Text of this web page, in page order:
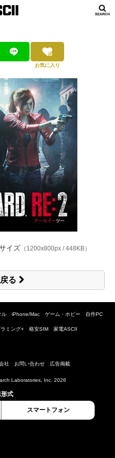
お気に入り
イズ （1200x800px / 448KB）
る
ル iPhone/Mac ゲーム・ホビー 自作PC
ミング+ 格安SIM 家電ASCII
社 お問い合わせ 広告掲載
Laboratories, Inc. 2026
式
スマートフォン